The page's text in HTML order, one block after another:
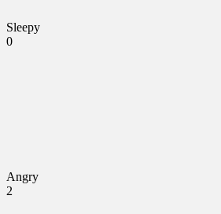
Sleepy
0
Angry
2